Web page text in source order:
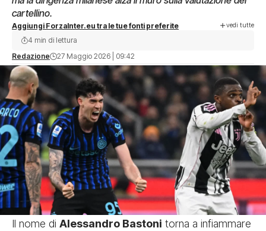
cartellino.
Aggiungi ForzaInter.eu tra le tue fonti preferite vedi tutte
Redazione 27 Maggio 2026 | 09:42
4 min di lettura
Il nome di Alessandro Bastoni torna a infiammare